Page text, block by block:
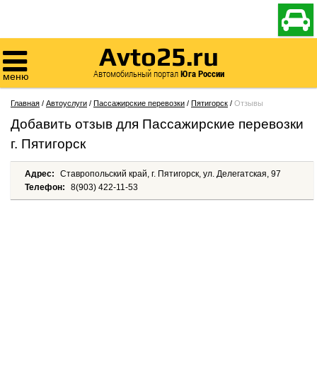


меню
Avto25.ru
Автомобильный порталЮга России
Главная / Автоуслуги / Пассажирские перевозки / Пятигорск / Отзывы
Добавить отзыв для Пассажирские перевозки
г. Пятигорск
Адрес:
Ставропольский край, г. Пятигорск, ул. Делегатская, 97
Телефон:
8(903) 422-11-53